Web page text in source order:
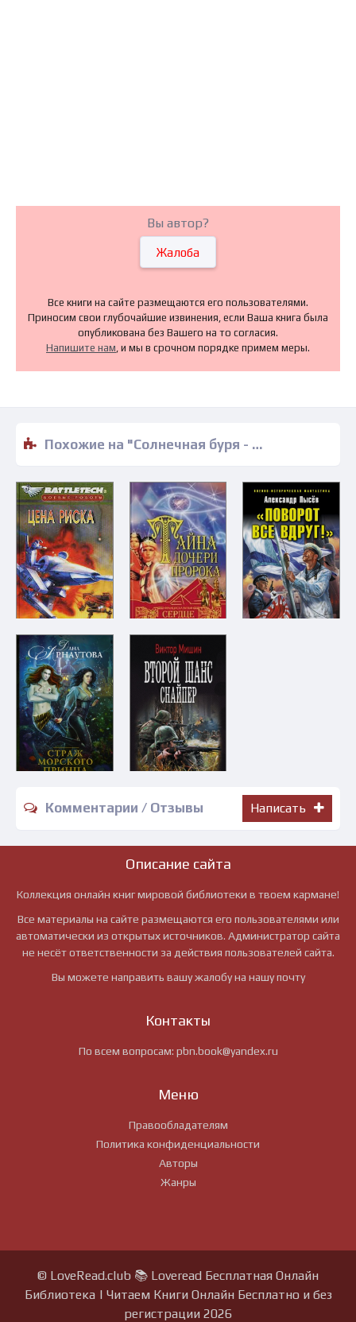
Вы автор?
Жалоба
Все книги на сайте размещаются его пользователями.
Приносим свои глубочайшие извинения, если Ваша книга была
опубликована без Вашего на то согласия.
Напишите нам, и мы в срочном порядке примем меры.
Похожие на "Солнечная буря - Стивен Бакстер" книги читать бесплатно полные версии
Комментарии / Отзывы Написать
Описание сайта
Коллекция онлайн книг мировой библиотеки в твоем кармане!
Все материалы на сайте размещаются его пользователями или
автоматически из открытых источников. Администратор сайта
не несёт ответственности за действия пользователей сайта.
Вы можете направить вашу жалобу на нашу почту
Контакты
По всем вопросам: pbn.book@yandex.ru
Меню
Правообладателям
Политика конфиденциальности
Авторы
Жанры
© LoveRead.club 📚 Loveread Бесплатная Онлайн
Библиотека | Читаем Книги Онлайн Бесплатно и без
регистрации 2026